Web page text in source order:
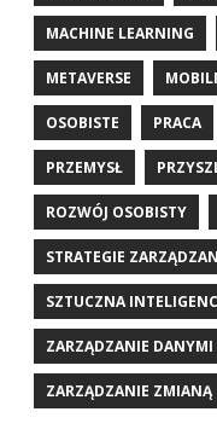
MACHINE LEARNING
METAVERSE
OSOBISTE PRACA
PRZEMYSŁ
ROZWÓJ OSOBISTY
STRATEGIE
SZTUCZNA
ZARZĄDZANIE DANYMI
ZARZĄDZANIE ZMIANĄ